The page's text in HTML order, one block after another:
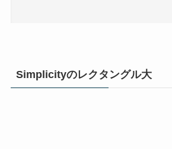
Simplicityのレクタングル大